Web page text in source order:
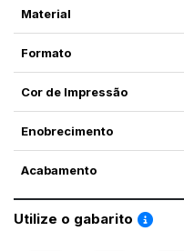
Material
Formato
Cor de Impressão
Enobrecimento
Acabamento
Utilize o gabarito